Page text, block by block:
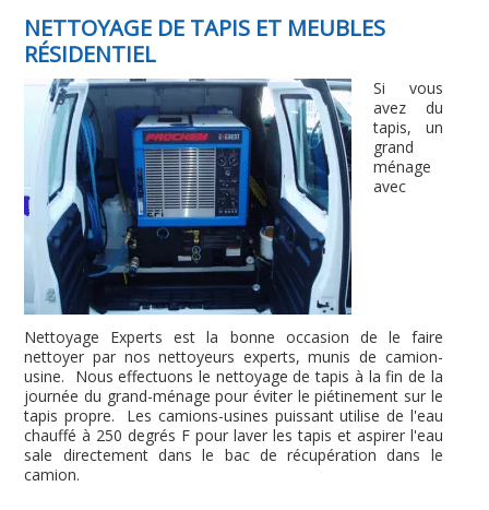
NETTOYAGE DE TAPIS ET MEUBLES
RÉSIDENTIEL
Si vous
avez du
tapis, un
grand
ménage
avec
Nettoyage Experts est la bonne occasion de le faire
nettoyer par nos nettoyeurs experts, munis de camion-
usine. Nous effectuons le nettoyage de tapis à la fin de la
journée du grand-ménage pour éviter le piétinement sur le
tapis propre. Les camions-usines puissant utilise de l'eau
chauffé à 250 degrés F pour laver les tapis et aspirer l'eau
sale directement dans le bac de récupération dans le
camion.